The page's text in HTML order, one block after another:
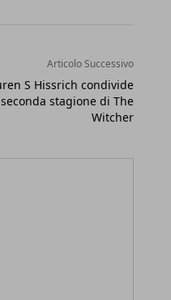
Articolo Successivo
S Hissrich condivide
stagione di The
Witcher